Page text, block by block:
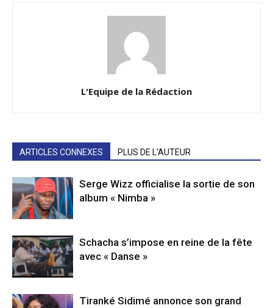
L'Equipe de la Rédaction
ARTICLES CONNEXES PLUS DE L'AUTEUR
Serge Wizz officialise la sortie de son
album « Nimba »
Schacha s’impose en reine de la fête
avec « Danse »
Tiranké Sidimé annonce son grand